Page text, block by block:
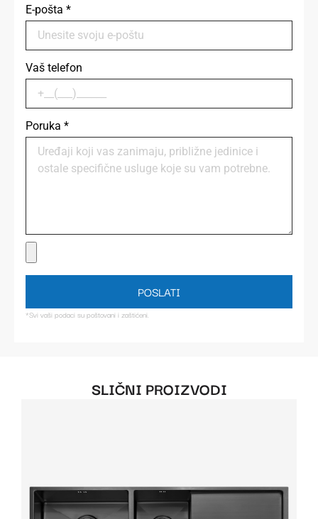
E-pošta *
Vaš telefon
Poruka *
POSLATI
*Svi vaši podaci su poštovani i zaštićeni.
SLIČNI PROIZVODI